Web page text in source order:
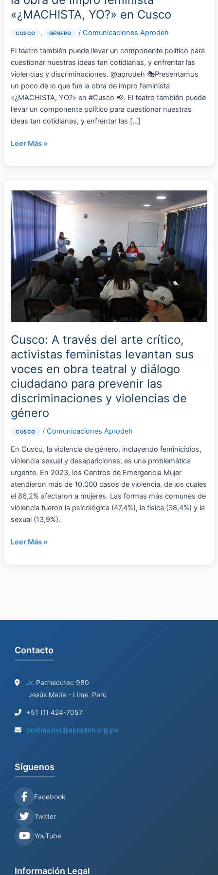
«¿MACHISTA, YO?» en Cusco
CUSCO , GÉNERO / Comunicaciones Aprodeh
El teatro también puede llevar un componente político para
cuestionar nuestras ideas tan cotidianas, y enfrentar las
violencias y discriminaciones. @aprodeh 🎭Presentamos
un poco de lo que fue la obra de impro feminista
«¿MACHISTA, YO?» en #Cusco 📢. El teatro también puede
llevar un componente político para cuestionar nuestras
ideas tan cotidianas, y enfrentar las […]
Leer Más »
Cusco: A través del arte crítico,
activistas feministas levantan sus
voces en obra teatral y diálogo
ciudadano para prevenir las
discriminaciones y violencias de
género
CUSCO / Comunicaciones Aprodeh
En Cusco, la violencia de género, incluyendo feminicidios,
violencia sexual y desapariciones, es una problemática
urgente. En 2023, los Centros de Emergencia Mujer
atendieron más de 10,000 casos de violencia, de los cuales
el 86,2% afectaron a mujeres. Las formas más comunes de
violencia fueron la psicológica (47,4%), la física (38,4%) y la
sexual (13,9%).
Cusco:
A
través
del
arte
crítico,
activistas
feministas
levantan
voces
obra
teatral
y
diálogo
ciudadano
para
prevenir
las
discriminaciones
violencias
de
género
Leer Más »
Contacto
Jr. Pachacútec 980
Jesús María - Lima, Perú
+51 (1) 424-7057
postmaster@aprodeh.org.pe
Síguenos
Facebook
Twitter
YouTube
Información Legal